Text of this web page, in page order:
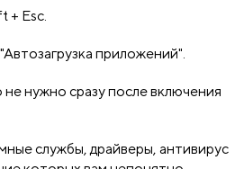
+ Esc.
приложений".
нужно сразу после включения
службы, драйверы, антивирус